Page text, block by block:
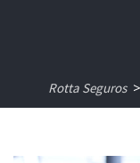
Rotta Seguros >